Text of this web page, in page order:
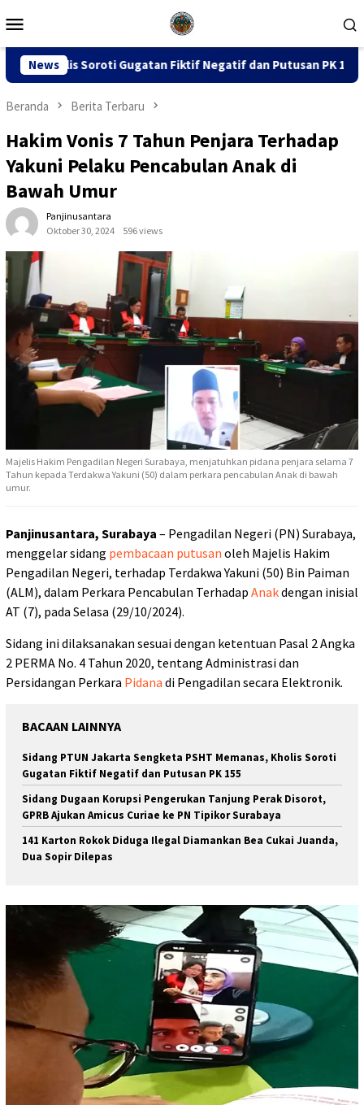
ke
Mobile
News
Fiktif Negatif dan Putusan PK 155 Sidang Dugaan
Beranda Berita Terbaru
Hakim Vonis 7 Tahun Penjara Terhadap
Yakuni Pelaku Pencabulan Anak di
Bawah Umur
Panjinusantara
Oktober 30, 2024
596 views
Majelis Hakim Pengadilan Negeri Surabaya, menjatuhkan pidana penjara selama 7
Tahun kepada Terdakwa Yakuni (50) dalam perkara pencabulan Anak di bawah
umur.
Panjinusantara, Surabaya – Pengadilan Negeri (PN) Surabaya,
menggelar sidang pembacaan putusan oleh Majelis Hakim
Pengadilan Negeri, terhadap Terdakwa Yakuni (50) Bin Paiman
(ALM), dalam Perkara Pencabulan Terhadap Anakdengan inisial
AT (7), pada Selasa (29/10/2024).
Sidang ini dilaksanakan sesuai dengan ketentuan Pasal 2 Angka
2 PERMA No. 4 Tahun 2020, tentang Administrasi dan
Persidangan Perkara Pidana di Pengadilan secara Elektronik.
BACAAN LAINNYA
Sidang PTUN Jakarta Sengketa PSHT Memanas, Kholis Soroti
Gugatan Fiktif Negatif dan Putusan PK 155
Sidang Dugaan Korupsi Pengerukan Tanjung Perak Disorot,
GPRB Ajukan Amicus Curiae ke PN Tipikor Surabaya
141 Karton Rokok Diduga Ilegal Diamankan Bea Cukai Juanda,
Dua Sopir Dilepas